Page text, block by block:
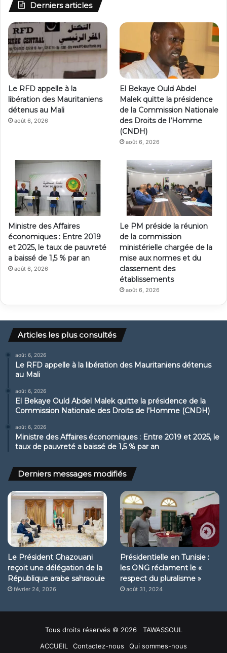
Derniers articles
Le RFD appelle à la
libération des Mauritaniens
détenus au Mali
août 6, 2026
El Bekaye Ould Abdel
Malek quitte la présidence
de la Commission Nationale
des Droits de l’Homme
(CNDH)
août 6, 2026
Ministre des Affaires
économiques : Entre 2019
et 2025, le taux de pauvreté
a baissé de 1,5 % par an
août 6, 2026
Le PM préside la réunion
de la commission
ministérielle chargée de la
mise aux normes et du
classement des
établissements
août 6, 2026
Articles les plus consultés
août 6, 2026
Le RFD appelle à la libération des Mauritaniens détenus
au Mali
août 6, 2026
El Bekaye Ould Abdel Malek quitte la présidence de la
Commission Nationale des Droits de l’Homme (CNDH)
août 6, 2026
Ministre des Affaires économiques : Entre 2019 et 2025, le
taux de pauvreté a baissé de 1,5 % par an
Derniers messages modifiés
Le Président Ghazouani
reçoit une délégation de la
République arabe sahraouie
février 24, 2026
Présidentielle en Tunisie :
les ONG réclament le «
respect du pluralisme »
août 31, 2024
Tous droits réservés © 2026 TAWASSOUL
ACCUEIL
Contactez-nous Qui sommes-nous